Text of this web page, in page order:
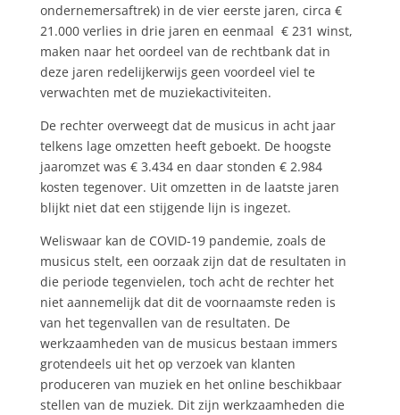
ondernemersaftrek) in de vier eerste jaren, circa €
21.000 verlies in drie jaren en eenmaal € 231 winst,
maken naar het oordeel van de rechtbank dat in
deze jaren redelijkerwijs geen voordeel viel te
verwachten met de muziekactiviteiten.
De rechter overweegt dat de musicus in acht jaar
telkens lage omzetten heeft geboekt. De hoogste
jaaromzet was € 3.434 en daar stonden € 2.984
kosten tegenover. Uit omzetten in de laatste jaren
blijkt niet dat een stijgende lijn is ingezet.
Weliswaar kan de COVID-19 pandemie, zoals de
musicus stelt, een oorzaak zijn dat de resultaten in
die periode tegenvielen, toch acht de rechter het
niet aannemelijk dat dit de voornaamste reden is
van het tegenvallen van de resultaten. De
werkzaamheden van de musicus bestaan immers
grotendeels uit het op verzoek van klanten
produceren van muziek en het online beschikbaar
stellen van de muziek. Dit zijn werkzaamheden die